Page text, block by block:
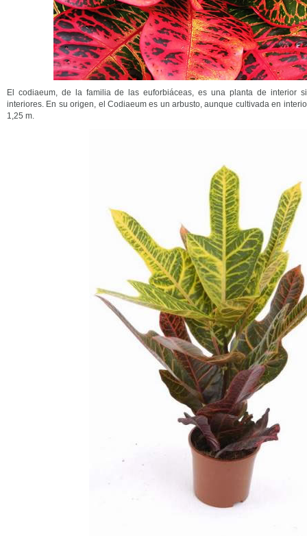
El codiaeum, de la familia de las euforbiáceas, es una planta de interior
interiores. En su origen, el Codiaeum es un arbusto, aunque cultivada en
1,25 m.